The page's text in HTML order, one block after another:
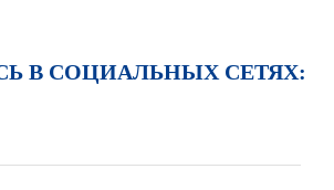
В СОЦИАЛЬНЫХ СЕТЯХ: